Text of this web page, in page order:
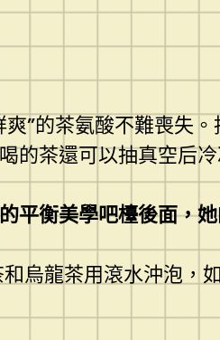
”的茶氨酸不難喪失
的茶還可以抽真空后
平衡美學吧檯後面，
烏龍茶用滾水沖泡，